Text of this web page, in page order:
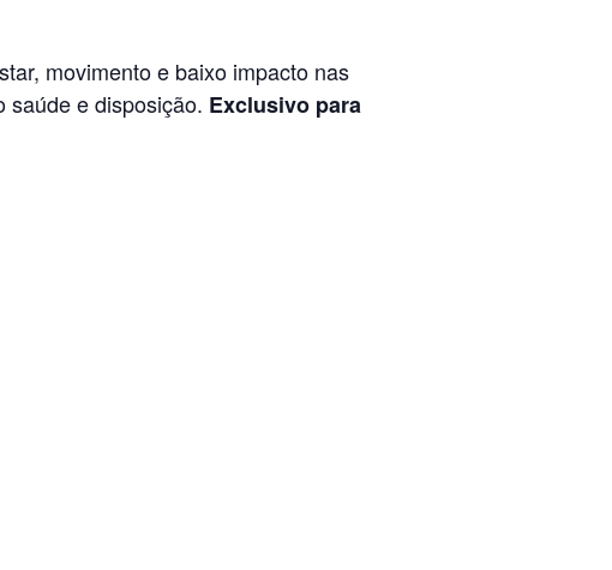
movimento e baixo impacto nas
saúde e disposição. Exclusivo para